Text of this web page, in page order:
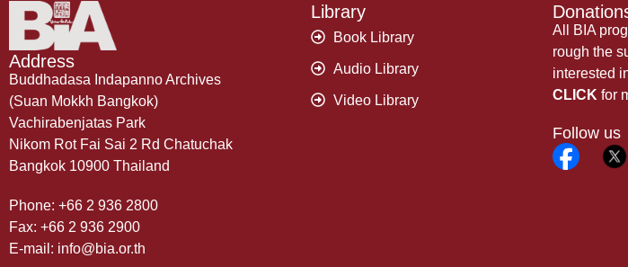
Address
Buddhadasa Indapanno Archives
(Suan Mokkh Bangkok)
Vachirabenjatas Park
Nikom Rot Fai Sai 2 Rd Chatuchak
Bangkok 10900 Thailand
Phone: +66 2 936 2800
Fax: +66 2 936 2900
E-mail: info@bia.or.th
Library
Book Library
Audio Library
Video Library
All BIA
rough the
interested
CLICK for
Follow us